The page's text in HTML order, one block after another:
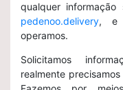
qualquer
pedenoo.delivery, e
operamos.
Solicitamos
realmente